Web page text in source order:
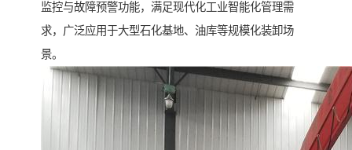
监控与故障预警功能，满足现代化工业智能化管理需
求，广泛应用于大型石化基地、油库等规模化装卸场
景。